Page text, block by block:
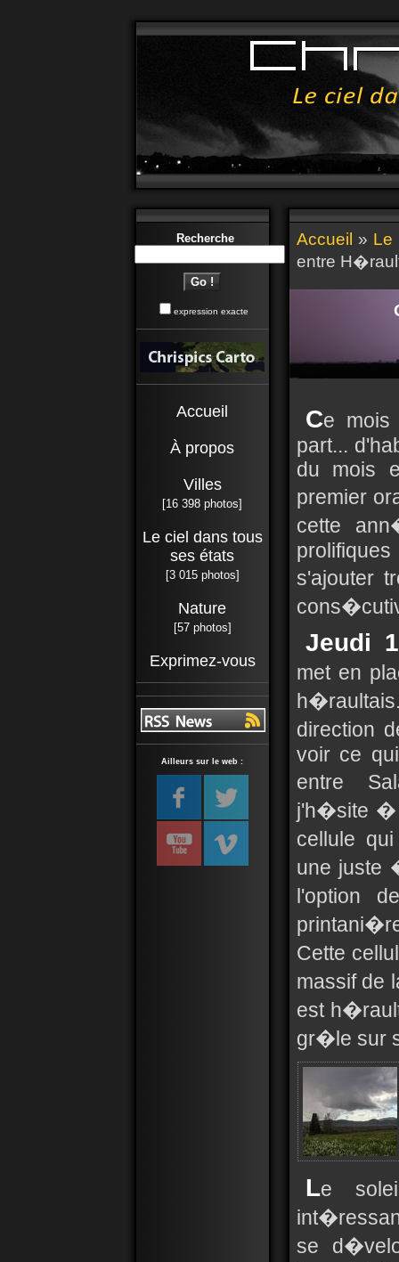
Recherche
expression exacte
Accueil
À propos
Villes
[16 398 photos]
Le ciel dans tous
ses états
[3 015 photos]
Nature
[57 photos]
Exprimez-vous
Ailleurs sur le web :
Accueil » Le
entre
Ce
part...
du mois
premier
cette
s'ajouter
Jeudi
met en
direction
voir ce
entre
j'h�site �
cellule
une juste
l'option
Cette
massif de
est
gr�le sur
Le
se